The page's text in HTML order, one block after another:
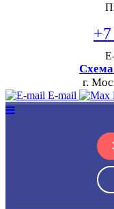
Схема
г.
E-mail